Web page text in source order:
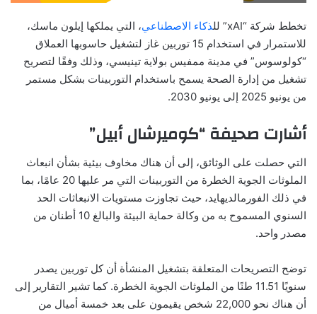
تخطط شركة “xAI” لل ذكاء الاصطناعي، التي يملكها إيلون ماسك،
للاستمرار في استخدام 15 توربين غاز لتشغيل حاسوبها العملاق
“كولوسوس” في مدينة ممفيس بولاية تينيسي، وذلك وفقًا لتصريح
تشغيل من إدارة الصحة يسمح باستخدام التوربينات بشكل مستمر
من يونيو 2025 إلى يونيو 2030.
أشارت صحيفة “كوميرشال أبيل”
التي حصلت على الوثائق، إلى أن هناك مخاوف بيئية بشأن انبعاث
الملوثات الجوية الخطرة من التوربينات التي مر عليها 20 عامًا، بما
في ذلك الفورمالديهايد، حيث تجاوزت مستويات الانبعاثات الحد
السنوي المسموح به من وكالة حماية البيئة والبالغ 10 أطنان من
مصدر واحد.
توضح التصريحات المتعلقة بتشغيل المنشأة أن كل توربين يصدر
سنويًا 11.51 طنًا من الملوثات الجوية الخطرة. كما تشير التقارير إلى
أن هناك نحو 22,000 شخص يقيمون على بعد خمسة أميال من